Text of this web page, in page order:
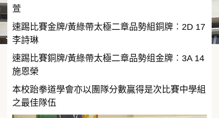
萱
速踢比賽金牌/黃綠帶太極二章品勢組銅牌︰2D 17
李詩琳
速踢比賽銅牌/黃綠帶太極二章品勢组金牌︰3A 14
施恩榮
本校跆拳道學會亦以團隊分數贏得是次比賽中學組
之最佳隊伍